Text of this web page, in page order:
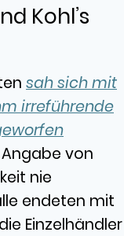
Kohl’s
sah sich mit
irreführende
von
nie
endeten mit
Einzelhändler